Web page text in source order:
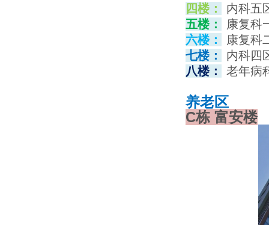
四楼：
内科五
五楼：
康复科
六楼：
康复科
七楼：
内科四
八楼：
老年病
养老区
C栋 富安楼